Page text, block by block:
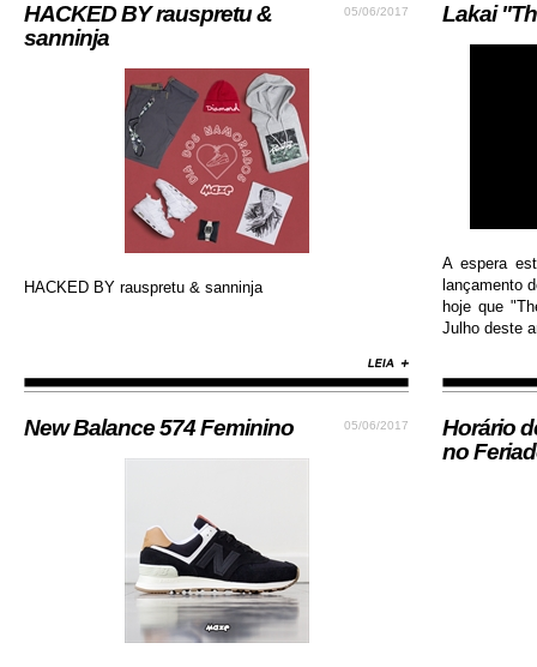
05/06/2017
HACKED BY rauspretu &
sanninja
HACKED BY rauspretu & sanninja
05/06/2017
New Balance 574 Feminino
Lakai
A espera
lançamento
hoje que
Julho deste
Horário
no